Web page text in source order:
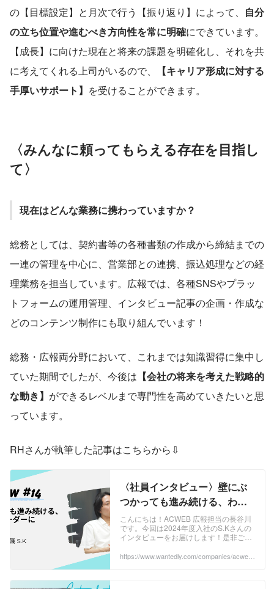
の【目標設定】と月次で行う【振り返り】によって、 自分
の立ち位置や進むべき方向性を常に明確にできています。
【成長】に向けた現在と将来の課題を明確化し、それを共
に考えてくれる上司がいるので、
【キャリア形成に対する
手厚いサポート】 を受けることができます。
〈みんなに頼ってもらえる存在を目指し
て〉
現在はどんな業務に携わっていますか？
総務としては、契約書等の各種書類の作成から締結までの
一連の管理を中心に、営業部との連携、振込処理などの経
理業務を担当しています。広報では、各種SNSやプラッ
トフォームの運用管理、インタビュー記事の企画・作成な
どのコンテンツ制作にも取り組んでいます！
総務・広報両分野において、これまでは知識習得に集中し
ていた期間でしたが、今後は 【会社の将来を考えた戦略的
な動き】 ができるレベルまで専門性を高めていきたいと思
っています。
RHさんが執筆した記事はこちらから⇩
〈社員インタビュー〉壁にぶ
つかっても進み続ける、わず
か1年でリーダーに駆け上がっ
た道 | 社員インタビュー
こんにちは！ACWEB 広報担当の長谷川
です。今回は2024年度入社のS.Kさんの
インタビューをお届けします！是非ご一
ール紹介〉〈SES営業で初めての壁を経
https://www.wantedly.com/companies/acweb/
post_articles/1010256